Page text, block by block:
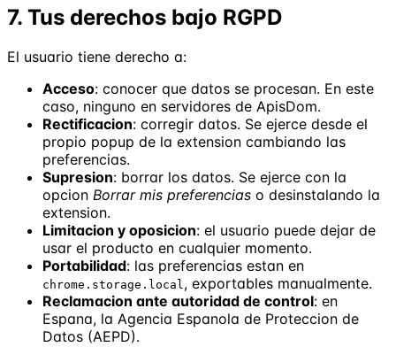
7. Tus derechos bajo RGPD
El usuario tiene derecho a:
Acceso: conocer que datos se procesan. En este
caso, ninguno en servidores de ApisDom.
Rectificacion: corregir datos. Se ejerce desde el
propio popup de la extension cambiando las
preferencias.
Supresion: borrar los datos. Se ejerce con la
opcion Borrar mis preferencias o desinstalando la
extension.
Limitacion y oposicion: el usuario puede dejar de
usar el producto en cualquier momento.
Portabilidad: las preferencias estan en
chrome.storage.local, exportables manualmente.
Reclamacion ante autoridad de control: en
Espana, la Agencia Espanola de Proteccion de
Datos (AEPD).